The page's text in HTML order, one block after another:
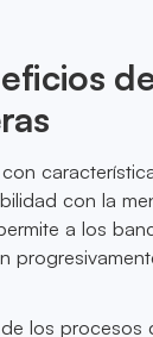
con la
a los
los